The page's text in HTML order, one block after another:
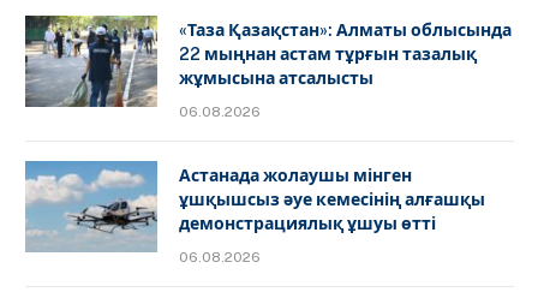
«Таза Қазақстан»: Алматы облысында
22 мыңнан астам тұрғын тазалық
жұмысына атсалысты
06.08.2026
Астанада жолаушы мінген
ұшқышсыз әуе кемесінің алғашқы
демонстрациялық ұшуы өтті
06.08.2026